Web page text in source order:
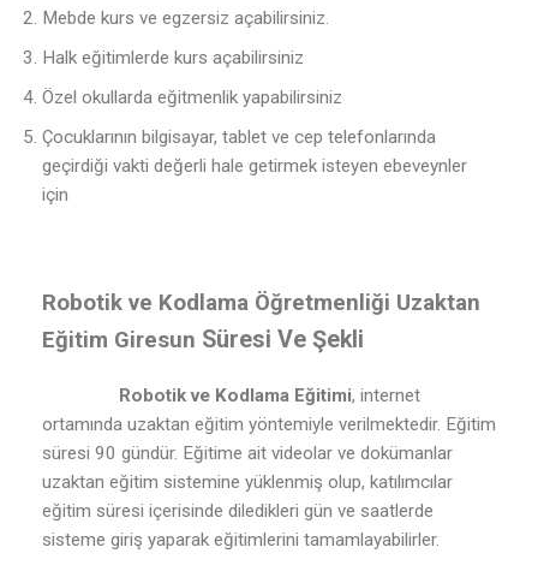
Mebde kurs ve egzersiz açabilirsiniz.
Halk eğitimlerde kurs açabilirsiniz
Özel okullarda eğitmenlik yapabilirsiniz
Çocuklarının bilgisayar, tablet ve cep telefonlarında
geçirdiği vakti değerli hale getirmek isteyen ebeveynler
için
Robotik ve Kodlama Öğretmenliği Uzaktan
Eğitim Giresun Süresi Ve Şekli
Robotik ve Kodlama Eğitimi, internet
ortamında uzaktan eğitim yöntemiyle verilmektedir. Eğitim
süresi 90 gündür. Eğitime ait videolar ve dokümanlar
uzaktan eğitim sistemine yüklenmiş olup, katılımcılar
eğitim süresi içerisinde diledikleri gün ve saatlerde
sisteme giriş yaparak eğitimlerini tamamlayabilirler.